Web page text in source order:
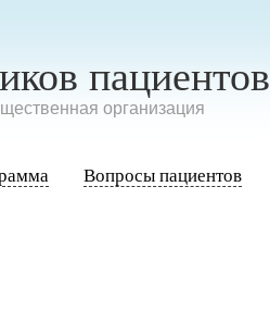
пациентов
организация
Вопросы пациентов